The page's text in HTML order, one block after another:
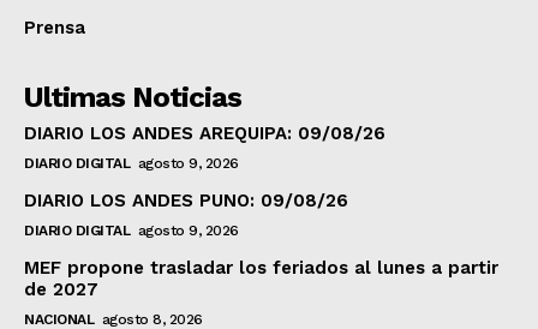
Prensa
Ultimas Noticias
DIARIO LOS ANDES AREQUIPA: 09/08/26
DIARIO DIGITAL agosto 9, 2026
DIARIO LOS ANDES PUNO: 09/08/26
DIARIO DIGITAL agosto 9, 2026
MEF propone trasladar los feriados al lunes a partir
de 2027
NACIONAL agosto 8, 2026